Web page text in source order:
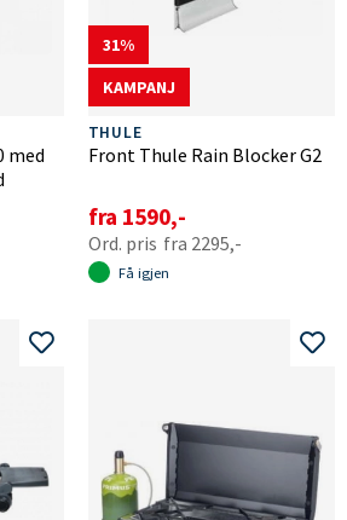
med
31
KAMPANJ
THULE
Front Thule Rain Blocker G2
fra 1590,-
fra 2295,-
Få igjen